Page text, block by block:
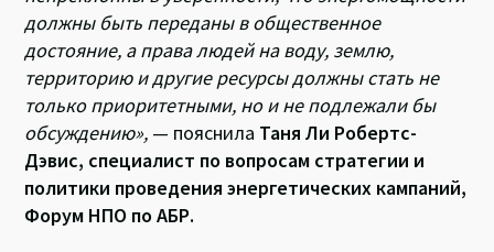
должны быть переданы в общественное
достояние, а права людей на воду, землю,
территорию и другие ресурсы должны стать не
только приоритетными, но и не подлежали бы
обсуждению», — пояснила Таня Ли Робертс-
Дэвис, специалист по вопросам стратегии и
политики проведения энергетических кампаний,
Форум НПО по АБР.